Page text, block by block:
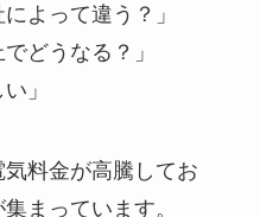
よって違う？」
どうなる？」
」
料金が高騰してお
まっています。